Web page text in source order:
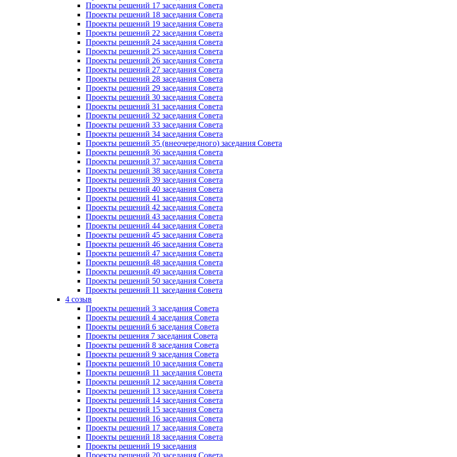
Проекты решений 17 заседания Совета
Проекты решений 18 заседания Совета
Проекты решений 19 заседания Совета
Проекты решений 22 заседания Совета
Проекты решений 24 заседания Совета
Проекты решений 25 заседания Совета
Проекты решений 26 заседания Совета
Проекты решений 27 заседания Совета
Проекты решений 28 заседания Совета
Проекты решений 29 заседания Совета
Проекты решений 30 заседания Совета
Проекты решений 31 заседания Совета
Проекты решений 32 заседания Совета
Проекты решений 33 заседания Совета
Проекты решений 34 заседания Совета
Проекты решений 35 (внеочередного) заседания Совета
Проекты решений 36 заседания Совета
Проекты решений 37 заседания Совета
Проекты решений 38 заседания Совета
Проекты решений 39 заседания Совета
Проекты решений 40 заседания Совета
Проекты решений 41 заседания Совета
Проекты решений 42 заседания Совета
Проекты решений 43 заседания Совета
Проекты решений 44 заседания Совета
Проекты решений 45 заседания Совета
Проекты решений 46 заседания Совета
Проекты решений 47 заседания Совета
Проекты решений 48 заседания Совета
Проекты решений 49 заседания Совета
Проекты решений 50 заседания Совета
Проекты решений 11 заседания Совета
4 созыв
Проекты решений 3 заседания Совета
Проекты решений 4 заседания Совета
Проекты решений 6 заседания Совета
Проекты решения 7 заседания Совета
Проекты решений 8 заседания Совета
Проекты решений 9 заседания Совета
Проекты решений 10 заседания Совета
Проекты решений 11 заседания Совета
Проекты решений 12 заседания Совета
Проекты решений 13 заседания Совета
Проекты решений 14 заседания Совета
Проекты решений 15 заседания Совета
Проекты решений 16 заседания Совета
Проекты решений 17 заседания Совета
Проекты решений 18 заседания Совета
Проекты решений 19 заседания
Проекты решений 20 заседания Совета